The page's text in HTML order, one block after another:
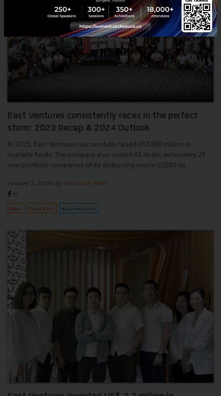
East Ventures consistently races in the perfect
storm: 2023 Recap & 2024 Outlook
In 2023, East Ventures successfully raised US$380 million in
multiple funds. The company also sealed 63 deals, welcoming 29
new portfolio companies while disbursing nearly US$80 mi...
January 3, 2024 | By Techsauce Team
0
News Tech & Biz east-ventures